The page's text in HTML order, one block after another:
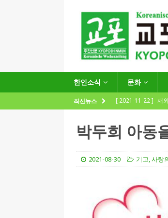
한인소식 문화
최신뉴스 [ 2021-11-22 ] 재
[ 2021-09-24 ] 함
(12.14일 기준)
[ 2026-07-27 ]
“재
[ 2026-07-27 ]
박두희 아동
2021-08-30 기고,사랑